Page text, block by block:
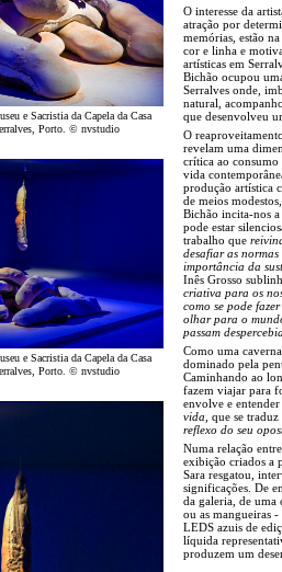
e Sacristia da Capela da Casa
Porto. © nvstudio
e Sacristia da Capela da Casa
Porto. © nvstudio
O interesse da
atração por
memórias, estão
cor e linha e
artísticas em
Bichão ocupou
Serralves onde,
natural,
que desenvolveu
O
revelam uma
crítica ao consumo
vida
produção artística
de meios
Bichão incita-nos
pode estar
trabalho que
desafiar as
importância da
Inês Grosso
criativa para os
como se pode
olhar para o
passam
Como uma
dominado pela
Caminhando ao
fazem viajar para
envolve e
vida , que se
reflexo do seu
Numa relação
exibição criados a
Sara resgatou,
significações. De
da galeria, de uma
ou as mangueiras
LEDS azuis de
líquida
produzem um